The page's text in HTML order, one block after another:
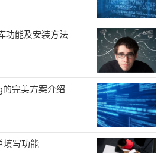
功能及安装方法
完美方案介绍
填写功能